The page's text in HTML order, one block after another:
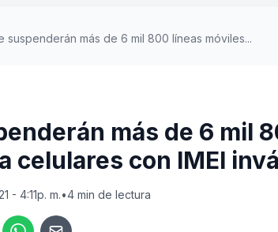
suspenderán más de 6 mil 800 líneas móviles...
más de 6 mil
celulares con IMEI
- 4:11p. m.•4 min de lectura